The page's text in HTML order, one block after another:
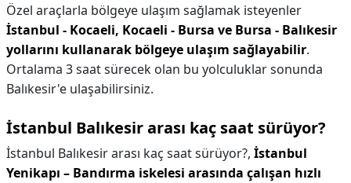
Özel araçlarla bölgeye ulaşım sağlamak isteyenler
İstanbul - Kocaeli, Kocaeli - Bursa ve Bursa - Balıkesir
yollarını kullanarak bölgeye ulaşım sağlayabilir.
Ortalama 3 saat sürecek olan bu yolculuklar sonunda
Balıkesir'e ulaşabilirsiniz.
İstanbul Balıkesir arası kaç saat sürüyor?
İstanbul Balıkesir arası kaç saat sürüyor?, İstanbul
Yenikapı – Bandırma iskelesi arasında çalışan hızlı